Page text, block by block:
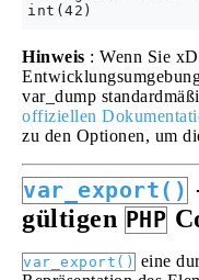
Hinweis : Wenn Sie
var_dump
offiziellen
zu den Optionen, um
var_export()
gültigen PHP
var_export() eine